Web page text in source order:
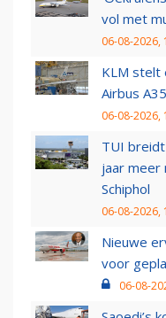
vol met
06-08-2026,
KLM stelt
Airbus
06-08-2026,
TUI breidt
jaar meer
Schiphol
06-08-2026,
Nieuwe
voor
06-08-